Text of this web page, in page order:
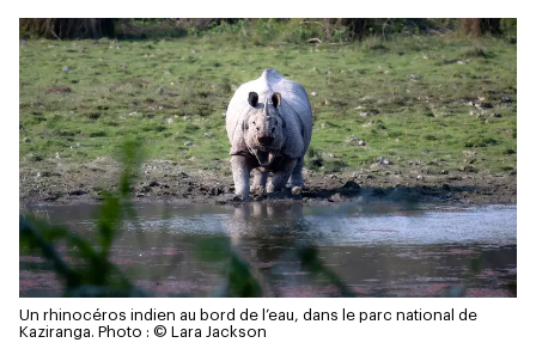
Un rhinocéros indien au bord de l’eau, dans le parc national de
Kaziranga. Photo : © Lara Jackson